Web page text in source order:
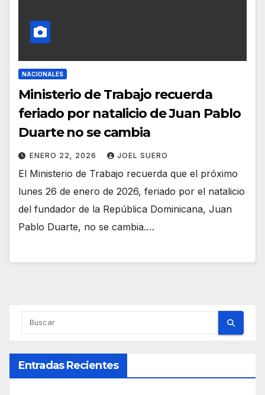
NACIONALES
Ministerio de Trabajo recuerda
feriado por natalicio de Juan Pablo
Duarte no se cambia
ENERO 22, 2026 JOEL SUERO
El Ministerio de Trabajo recuerda que el próximo
lunes 26 de enero de 2026, feriado por el natalicio
del fundador de la República Dominicana, Juan
Pablo Duarte, no se cambia.…
Entradas Recientes